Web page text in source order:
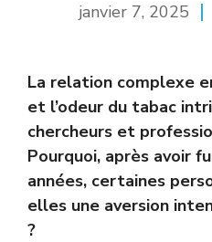
janvier 7, 2025
La relation complexe
et l’odeur du tabac
chercheurs et
Pourquoi, après avoir
années, certaines
elles une aversion
?